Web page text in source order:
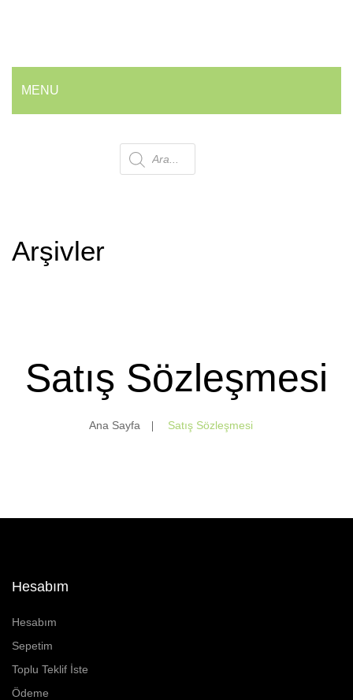
MENU
Armatür ve Musluk Grubu
Dış Mekan Çöp Kovaları
Açık Alan Su Çeşmesi(Sebil)
Products
Arşivler
Satış Sözleşmesi
Ana Sayfa Satış Sözleşmesi
Hesabım
Hesabım
Sepetim
Toplu Teklif İste
Ödeme